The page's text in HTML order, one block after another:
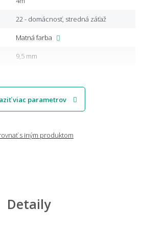
22 - domácnosť, stredná záťaž
Matná farba
9,5 mm
viac parametrov
s iným produktom
Detaily